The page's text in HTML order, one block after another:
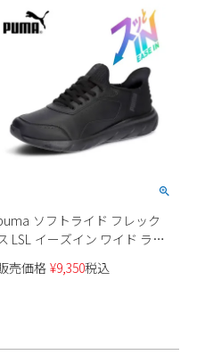
ソフトライド フレック
LSL イーズイン ワイド ラン
ングシューズ イーズイン
ワイド設計 メンズ
売価格 ¥9,350税込